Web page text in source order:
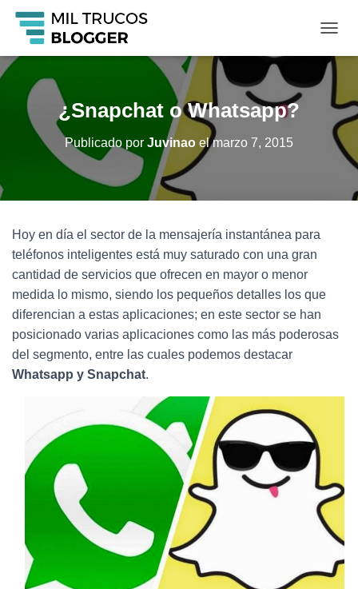
A
M
R
M
¿Snapchat o Whatsapp?
Publicado por Juvinao elmarzo 7, 2015
Hoy en día el sector de la mensajería instantánea para
teléfonos inteligentes está muy saturado con una gran
cantidad de servicios que ofrecen en mayor o menor
medida lo mismo, siendo los pequeños detalles los que
diferencian a estas aplicaciones; en este sector se han
posicionado varias aplicaciones como las más poderosas
del segmento, entre las cuales podemos destacar
Whatsapp y Snapchat.